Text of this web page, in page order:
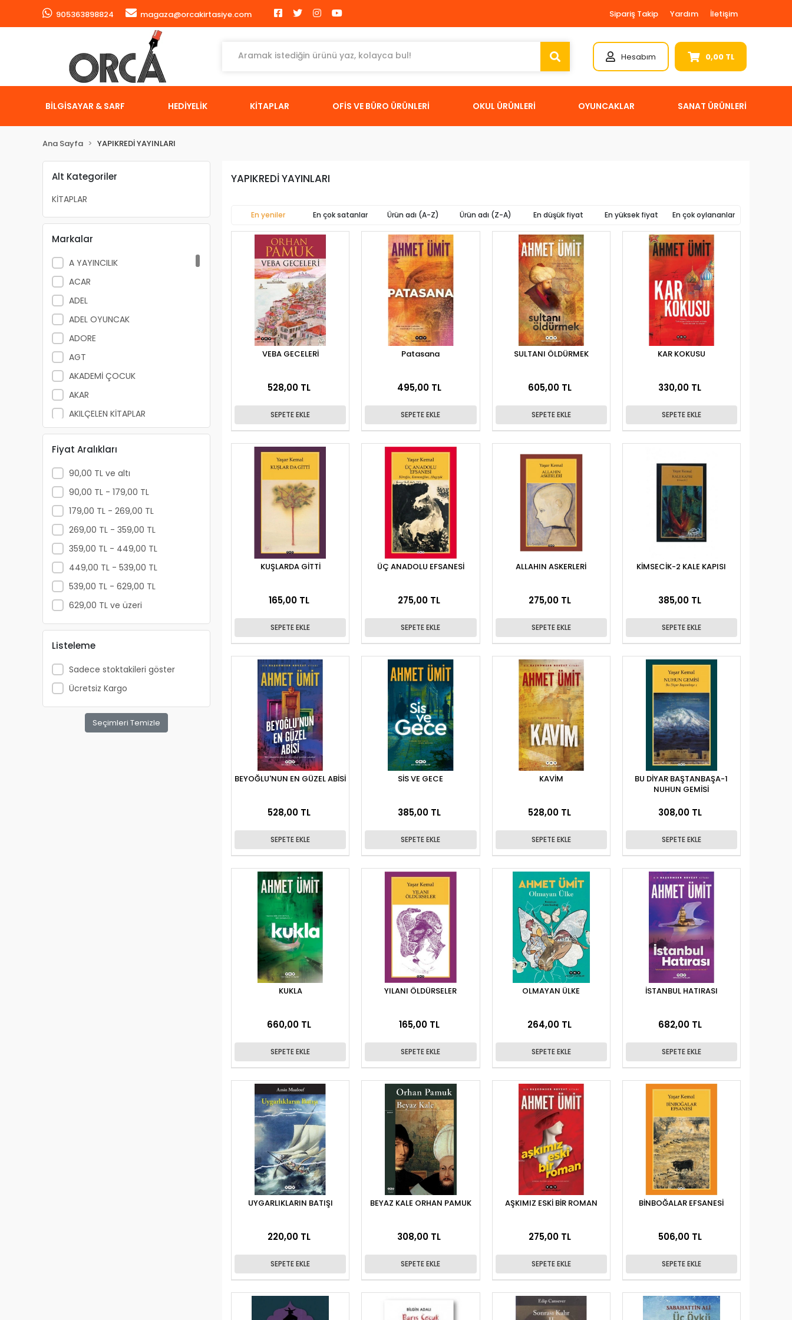
905363898824 magaza@orcakirtasiye.com Sipariş Takip Yardım İletişim
Hesabım 0,00 TL
BİLGİSAYAR & SARF HEDİYELİK KİTAPLAR OFİS VE BÜRO ÜRÜNLERİ OKUL ÜRÜNLERİ OYUNCAKLAR SANAT ÜRÜNLERİ
Ana Sayfa YAPIKREDİ YAYINLARI
Alt Kategoriler
KİTAPLAR
Markalar
A YAYINCILIK
ACAR
ADEL
ADEL OYUNCAK
ADORE
AGT
AKADEMİ ÇOCUK
AKAR
AKILÇELEN KİTAPLAR
ALEMDAR
ALEX SCHOELLER
ALFA YAYINLARI
ALPİNO
ALTIN KİTAP
ALTIS
ANATOLİAN
APRİL
ARKADAŞ YAYINCILIK
ARTDECO
ARTDECO 140
ARTEMİS YAYINLARI
BAYINDIR
BEAR&DEAR
Fiyat Aralıkları
90,00 TL ve altı
90,00 TL - 179,00 TL
179,00 TL - 269,00 TL
269,00 TL - 359,00 TL
359,00 TL - 449,00 TL
449,00 TL - 539,00 TL
539,00 TL - 629,00 TL
629,00 TL ve üzeri
Listeleme
Sadece stoktakileri göster
Ücretsiz Kargo
Seçimleri Temizle
YAPIKREDİ YAYINLARI
En yeniler En çok satanlar Ürün adı (A-Z) Ürün adı (Z-A) En düşük fiyat En yüksek fiyat En çok oylananlar
VEBA GECELERİ
528,00 TL
SEPETE EKLE
Patasana
495,00 TL
SEPETE EKLE
SULTANI ÖLDÜRMEK
605,00 TL
SEPETE EKLE
KAR KOKUSU
330,00 TL
SEPETE EKLE
KUŞLARDA GİTTİ
165,00 TL
SEPETE EKLE
ÜÇ ANADOLU EFSANESİ
275,00 TL
SEPETE EKLE
ALLAHIN ASKERLERİ
275,00 TL
SEPETE EKLE
KİMSECİK-2 KALE KAPISI
385,00 TL
SEPETE EKLE
BEYOĞLU'NUN EN GÜZEL ABİSİ
528,00 TL
SEPETE EKLE
SİS VE GECE
385,00 TL
SEPETE EKLE
KAVİM
528,00 TL
SEPETE EKLE
BU DİYAR BAŞTANBAŞA-1
NUHUN GEMİSİ
308,00 TL
SEPETE EKLE
KUKLA
660,00 TL
SEPETE EKLE
YILANI ÖLDÜRSELER
165,00 TL
SEPETE EKLE
OLMAYAN ÜLKE
264,00 TL
SEPETE EKLE
İSTANBUL HATIRASI
682,00 TL
SEPETE EKLE
UYGARLIKLARIN BATIŞI
220,00 TL
SEPETE EKLE
BEYAZ KALE ORHAN PAMUK
308,00 TL
SEPETE EKLE
AŞKIMIZ ESKİ BİR ROMAN
275,00 TL
SEPETE EKLE
BİNBOĞALAR EFSANESİ
506,00 TL
SEPETE EKLE